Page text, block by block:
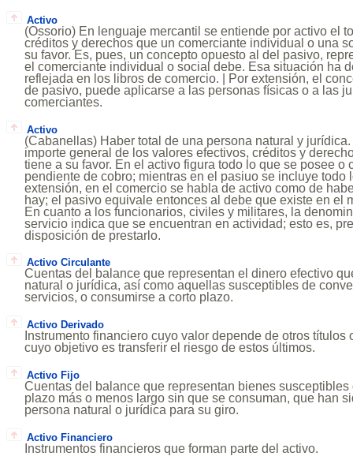
Activo
(Ossorio) En lenguaje mercantil se entiende por activo el
créditos y derechos que un comerciante individual o una
su favor. Es, pues, un concepto opuesto al del pasivo,
el comerciante individual o social debe. Esa situación ha
reflejada en los libros de comercio. | Por extensión, el
de pasivo, puede aplicarse a las personas físicas o a las
comerciantes.
Activo
(Cabanellas) Haber total de una persona natural y
importe general de los valores efectivos, créditos y
tiene a su favor. En el activo figura todo lo que se posee o
pendiente de cobro; mientras en el pasiuo se incluye todo
extensión, en el comercio se habla de activo como de
hay; el pasivo equivale entonces al debe que existe en el
En cuanto a los funcionarios, civiles y militares, la
servicio indica que se encuentran en actividad; esto es,
disposición de prestarlo.
Activo Circulante
Cuentas del balance que representan el dinero efectivo
natural o jurídica, así como aquellas susceptibles de
servicios, o consumirse a corto plazo.
Activo Derivado
Instrumento financiero cuyo valor depende de otros títulos
cuyo objetivo es transferir el riesgo de estos últimos.
Activo Fijo
Cuentas del balance que representan bienes
plazo más o menos largo sin que se consuman, que han
persona natural o jurídica para su giro.
Activo Financiero
Instrumentos financieros que forman parte del activo.